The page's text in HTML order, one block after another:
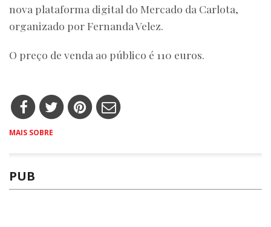
nova plataforma digital do Mercado da Carlota,
organizado por Fernanda Velez.
O preço de venda ao público é 110 euros.
MAIS SOBRE
PUB